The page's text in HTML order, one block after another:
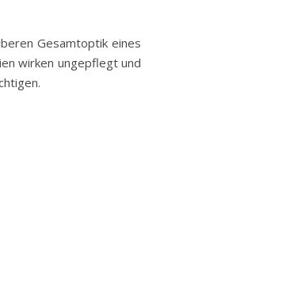
Gesamtoptik eines
wirken ungepflegt und